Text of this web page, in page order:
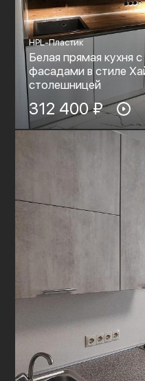
HPL-Пластик
Белая прямая кухня
фасадами в стиле
столешницей
312 400 ₽